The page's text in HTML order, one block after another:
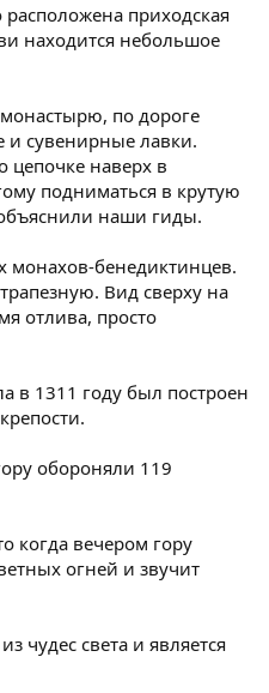
приходская
находится небольшое
по дороге
и сувенирные лавки.
цепочке наверх в
подниматься в крутую
наши гиды.
монахов-бенедиктинцев.
Вид сверху на
отлива, просто
в 1311 году был построен
обороняли 119
когда вечером гору
огней и звучит
чудес света и является